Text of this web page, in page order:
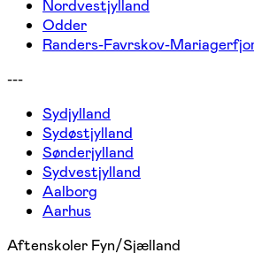
Nordvestjylland
Odder
Randers-Favrskov-
---
Sydjylland
Sydøstjylland
Sønderjylland
Sydvestjylland
Aalborg
Aarhus
Aftenskoler Fyn/Sjælland